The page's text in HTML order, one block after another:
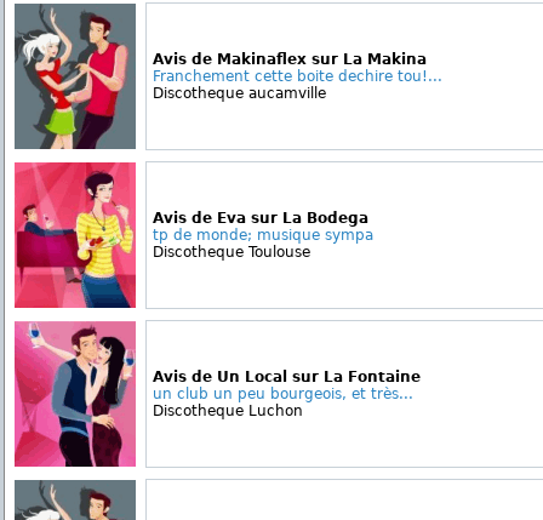
Avis de Makinaflex sur La Makina
Franchement cette boite dechire tou!...
Discotheque aucamville
Avis de Eva sur La Bodega
tp de monde; musique sympa
Discotheque Toulouse
Avis de Un Local sur La Fontaine
un club un peu bourgeois, et très...
Discotheque Luchon